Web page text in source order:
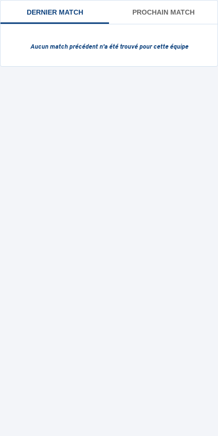
DERNIER MATCH PROCHAIN MATCH
Aucun match précédent n'a été trouvé pour cette équipe